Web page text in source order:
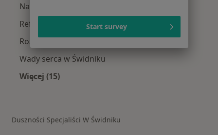
Nadciśnienie tętnicze w Świdniku
Refluks żołądkowo-przełykowy w Świdniku
Rozedma płuc w Świdniku
Wady serca w Świdniku
Więcej (15)
Duszności Specjaliści W Świdniku
Start survey